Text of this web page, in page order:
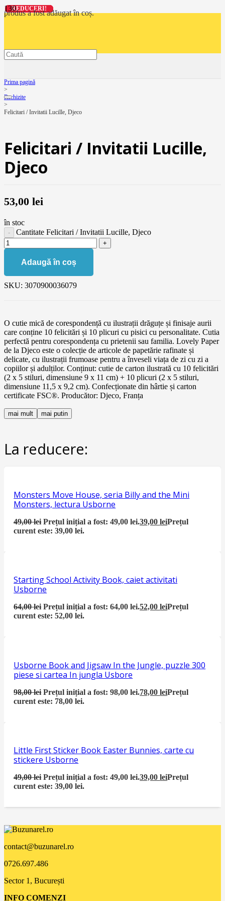
produsa fost adăugat în coș.
Prima pagină
>
Rechizite
>
Felicitari / Invitatii Lucille, Djeco
Felicitari / Invitatii Lucille,
Djeco
53,00 lei
în stoc
Cantitate Felicitari / Invitatii Lucille, Djeco
Adaugă în coș
SKU: 3070900036079
O cutie mică de corespondență cu ilustrații drăguțe și finisaje aurii
care conține 10 felicitări și 10 plicuri cu pisici cu personalitate. Cutia
perfectă pentru corespondența cu prietenii sau familia. Lovely Paper
de la Djeco este o colecție de articole de papetărie rafinate și
delicate, cu ilustrații frumoase pentru a înveseli viața de zi cu zi a
copiilor și adulților. Conținut: cutie de carton ilustrată cu 10 felicitări
(2 x 5 stiluri, dimensiune 9 x 11 cm) + 10 plicuri (2 x 5 stiluri,
dimensiune 11,5 x 9,2 cm). Confecționate din hârtie și carton
certificate FSC®. Producător: Djeco, Franța
mai mult mai putin
La reducere:
REDUCERI!
Monsters Move House, seria Billy and the Mini
Monsters, lectura Usborne
49,00lei Prețul inițial a fost: 49,00 lei.39,00leiPrețul
curent este: 39,00 lei.
REDUCERI!
Starting School Activity Book, caiet activitati
Usborne
64,00lei Prețul inițial a fost: 64,00 lei.52,00leiPrețul
curent este: 52,00 lei.
REDUCERI!
Usborne Book and Jigsaw In the Jungle, puzzle 300
piese si cartea In jungla Usbore
98,00lei Prețul inițial a fost: 98,00 lei.78,00leiPrețul
curent este: 78,00 lei.
REDUCERI!
Little First Sticker Book Easter Bunnies, carte cu
stickere Usborne
49,00lei Prețul inițial a fost: 49,00 lei.39,00leiPrețul
curent este: 39,00 lei.
contact@buzunarel.ro
0726.697.486
Sector 1, București
INFO COMENZI